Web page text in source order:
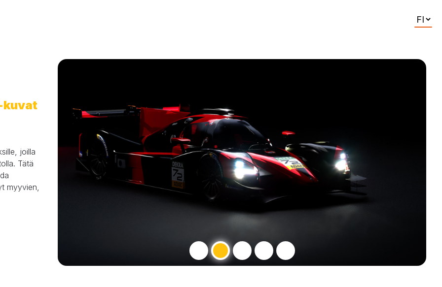
kuvat
joilla
Tätä
myyvien,